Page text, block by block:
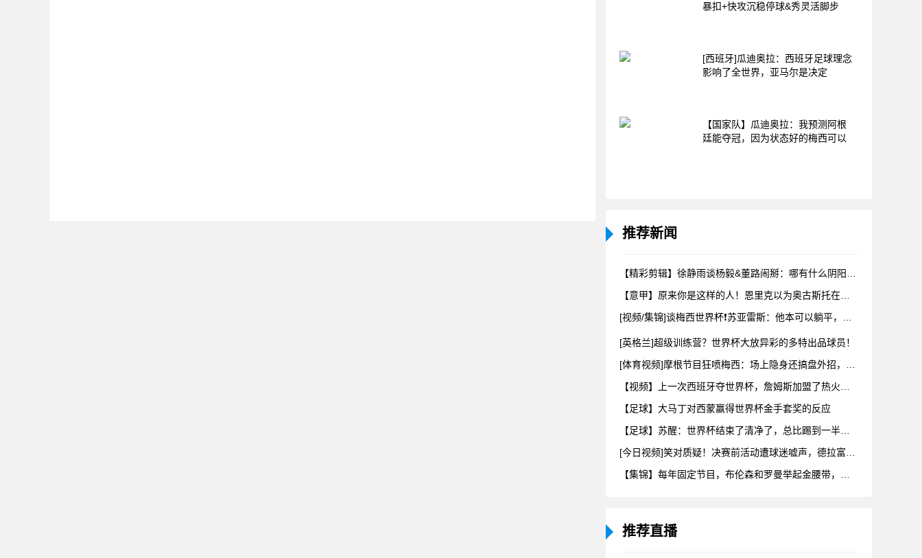
暴扣+快攻沉稳停球&秀灵活脚步
[西班牙]瓜迪奥拉：西班牙足球理念
影响了全世界，亚马尔是决定
【国家队】瓜迪奥拉：我预测阿根
廷能夺冠，因为状态好的梅西可以
推荐新闻
[英格兰]超级训练营？世界杯大放异彩的多特出品球员！
【足球】大马丁对西蒙赢得世界杯金手套奖的反应
推荐直播